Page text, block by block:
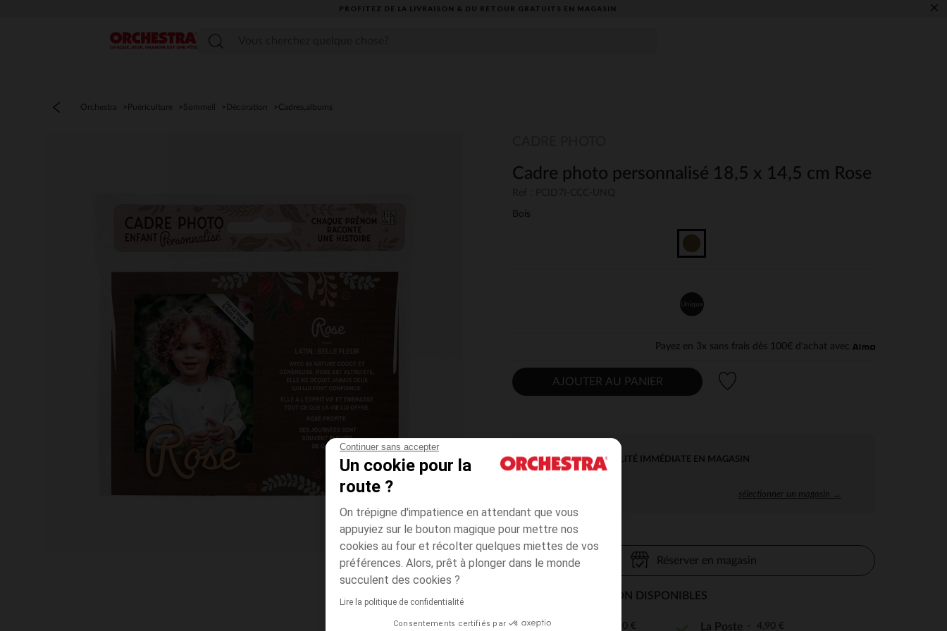
Continuer sans accepter
Un cookie pour la
route ?
On trépigne d'impatience en attendant que vous
appuyiez sur le bouton magique pour mettre nos
cookies au four et récolter quelques miettes de vos
préférences. Alors, prêt à plonger dans le monde
succulent des cookies ?
Lire la politique de confidentialité
Consentements certifiés par
PROFITEZ DE LA LIVRAISON & DU RETOUR GRATUITS EN MAGASIN​ ×
Menu
Orchestra Puériculture Sommeil Décoration Cadres,albums
Cadre photo personnalisé 18,5 x 14,5 cm Rose
Bois
Unique
Payez en 3x sans frais dès 100€ d'achat avec
AJOUTER AU PANIER
DISPONIBILITÉ IMMÉDIATE EN MAGASIN
sélectionner un magasin →
Réserver en magasin
MODES DE LIVRAISON DISPONIBLES
Point Relais 4,90 € La Poste 4,90 €